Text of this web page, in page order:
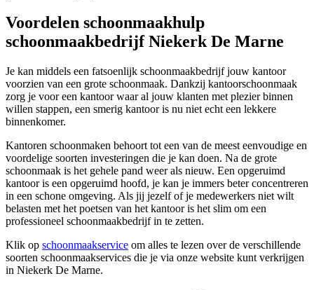
Voordelen schoonmaakhulp
schoonmaakbedrijf Niekerk De Marne
Je kan middels een fatsoenlijk schoonmaakbedrijf jouw kantoor
voorzien van een grote schoonmaak. Dankzij kantoorschoonmaak
zorg je voor een kantoor waar al jouw klanten met plezier binnen
willen stappen, een smerig kantoor is nu niet echt een lekkere
binnenkomer.
Kantoren schoonmaken behoort tot een van de meest eenvoudige en
voordelige soorten investeringen die je kan doen. Na de grote
schoonmaak is het gehele pand weer als nieuw. Een opgeruimd
kantoor is een opgeruimd hoofd, je kan je immers beter concentreren
in een schone omgeving. Als jij jezelf of je medewerkers niet wilt
belasten met het poetsen van het kantoor is het slim om een
professioneel schoonmaakbedrijf in te zetten.
Klik op schoonmaakservice om alles te lezen over de verschillende
soorten schoonmaakservices die je via onze website kunt verkrijgen
in Niekerk De Marne.